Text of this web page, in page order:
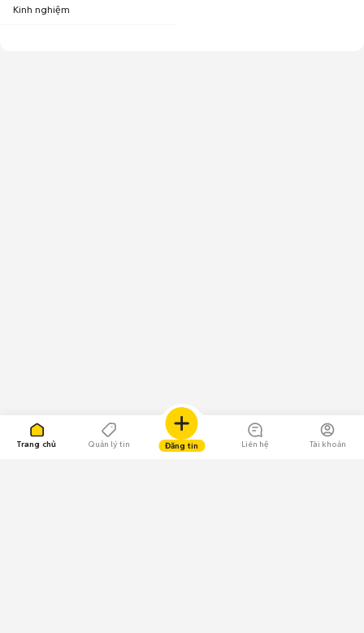
Trang chủ Quản lý tin Đăng tin Liên hệ Tài khoản
Kinh nghiệm